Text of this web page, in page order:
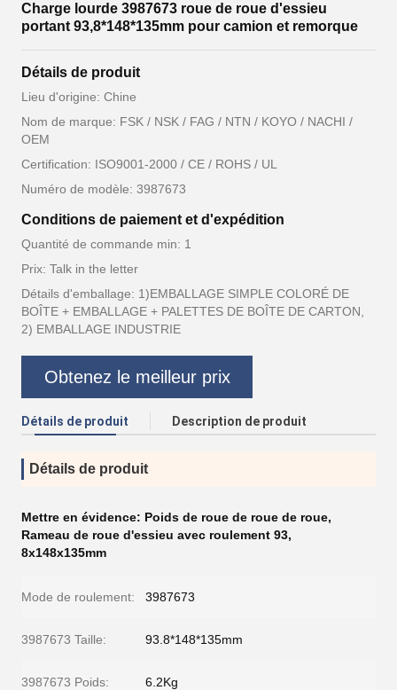
Charge lourde 3987673 roue de roue d'essieu
portant 93,8*148*135mm pour camion et remorque
Détails de produit
Lieu d'origine: Chine
Nom de marque: FSK / NSK / FAG / NTN / KOYO / NACHI /
OEM
Certification: ISO9001-2000 / CE / ROHS / UL
Numéro de modèle: 3987673
Conditions de paiement et d'expédition
Quantité de commande min: 1
Prix: Talk in the letter
Détails d'emballage: 1)EMBALLAGE SIMPLE COLORÉ DE
BOÎTE + EMBALLAGE + PALETTES DE BOÎTE DE CARTON,
2) EMBALLAGE INDUSTRIE
Obtenez le meilleur prix
Détails de produit Description de produit
Détails de produit
Mettre en évidence: Poids de roue de roue de roue,
Rameau de roue d'essieu avec roulement 93,
8x148x135mm
Mode de roulement: 3987673
3987673 Taille: 93.8*148*135mm
3987673 Poids: 6.2Kg